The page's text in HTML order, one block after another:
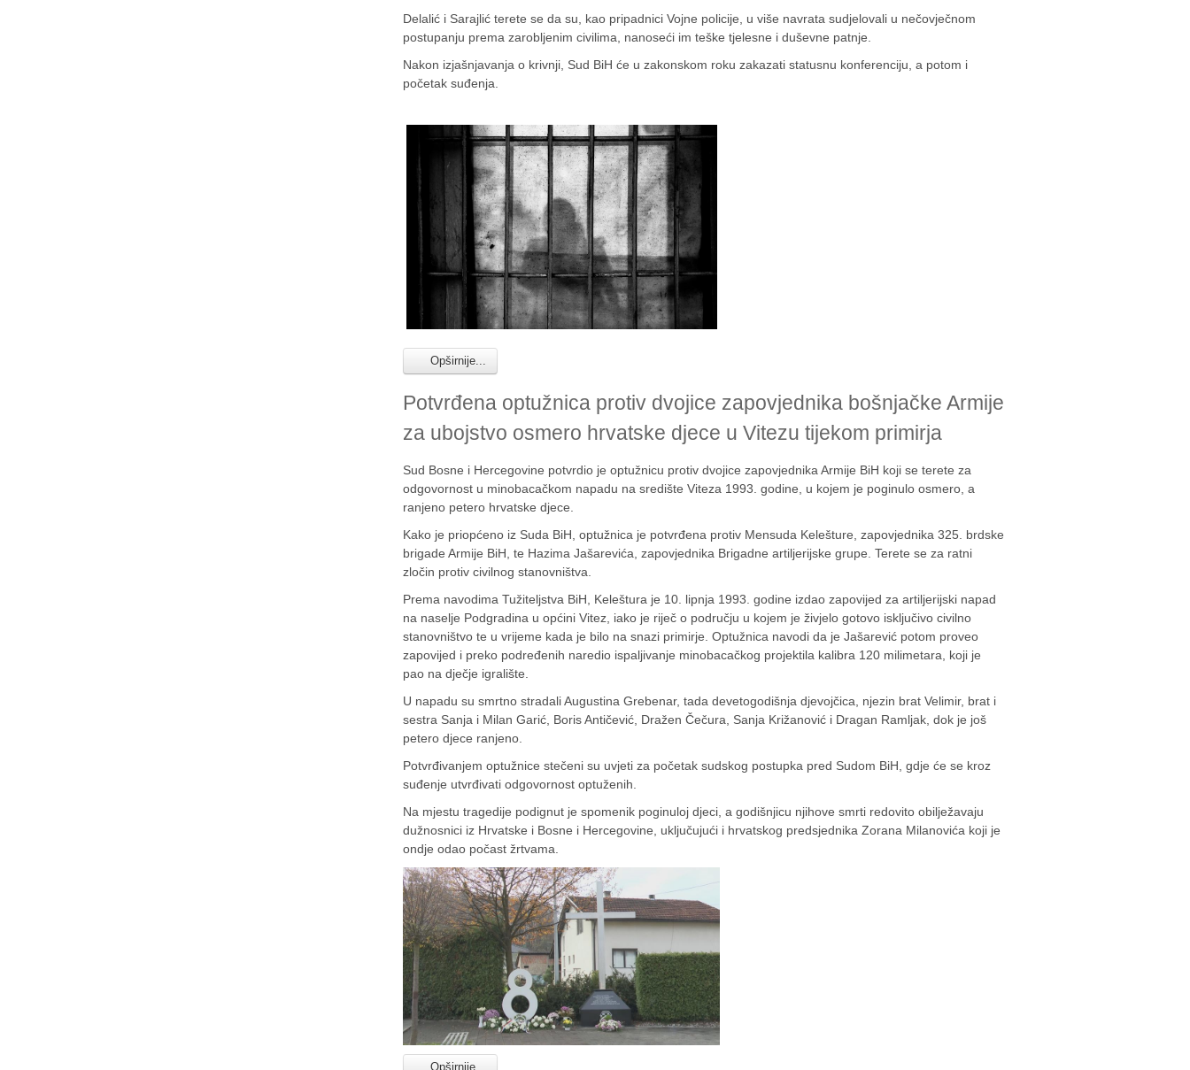
Delalić i Sarajlić terete se da su, kao pripadnici Vojne policije, u više navrata sudjelovali u nečovječnom
postupanju prema zarobljenim civilima, nanoseći im teške tjelesne i duševne patnje.
Nakon izjašnjavanja o krivnji, Sud BiH će u zakonskom roku zakazati statusnu konferenciju, a potom i
početak suđenja.
Opširnije...
Potvrđena optužnica protiv dvojice zapovjednika bošnjačke Armije
za ubojstvo osmero hrvatske djece u Vitezu tijekom primirja
Sud Bosne i Hercegovine potvrdio je optužnicu protiv dvojice zapovjednika Armije BiH koji se terete za
odgovornost u minobacačkom napadu na središte Viteza 1993. godine, u kojem je poginulo osmero, a
ranjeno petero hrvatske djece.
Kako je priopćeno iz Suda BiH, optužnica je potvrđena protiv Mensuda Kelešture, zapovjednika 325. brdske
brigade Armije BiH, te Hazima Jašarevića, zapovjednika Brigadne artiljerijske grupe. Terete se za ratni
zločin protiv civilnog stanovništva.
Prema navodima Tužiteljstva BiH, Keleštura je 10. lipnja 1993. godine izdao zapovijed za artiljerijski napad
na naselje Podgradina u općini Vitez, iako je riječ o području u kojem je živjelo gotovo isključivo civilno
stanovništvo te u vrijeme kada je bilo na snazi primirje. Optužnica navodi da je Jašarević potom proveo
zapovijed i preko podređenih naredio ispaljivanje minobacačkog projektila kalibra 120 milimetara, koji je
pao na dječje igralište.
U napadu su smrtno stradali Augustina Grebenar, tada devetogodišnja djevojčica, njezin brat Velimir, brat i
sestra Sanja i Milan Garić, Boris Antičević, Dražen Čečura, Sanja Križanović i Dragan Ramljak, dok je još
petero djece ranjeno.
Potvrđivanjem optužnice stečeni su uvjeti za početak sudskog postupka pred Sudom BiH, gdje će se kroz
suđenje utvrđivati odgovornost optuženih.
Na mjestu tragedije podignut je spomenik poginuloj djeci, a godišnjicu njihove smrti redovito obilježavaju
dužnosnici iz Hrvatske i Bosne i Hercegovine, uključujući i hrvatskog predsjednika Zorana Milanovića koji je
ondje odao počast žrtvama.
Opširnije...